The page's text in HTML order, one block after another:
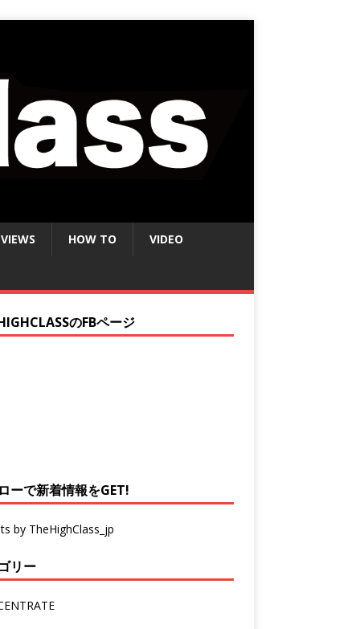
HOW TO VIDEO
のFBページ
ーで新着情報をGET!
by TheHighClass_jp
リー